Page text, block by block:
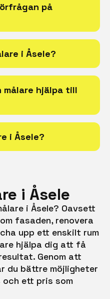
på
i Åsele?
målare hjälpa till
i Åsele?
i Åsele
i Åsele? Oavsett
fasaden, renovera
upp ett enskilt rum
hjälpa dig att få
Genom att
du bättre möjligheter
ett pris som